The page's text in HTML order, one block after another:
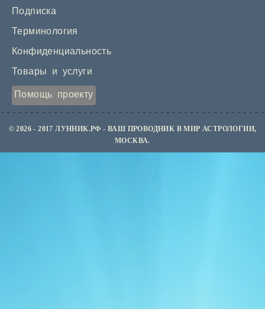
Подписка
Терминология
Конфиденциальность
Товары и услуги
Помощь проекту
© 2026 - 2017 ЛУННИК.РФ - ВАШ ПРОВОДНИК В МИР АСТРОЛОГИИ,
МОСКВА.